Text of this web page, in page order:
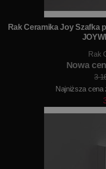
Rak Ceramika Joy Szafka
Rak
Nowa
3
Najniższa cena